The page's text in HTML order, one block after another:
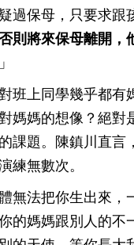
過保母，只要求跟
則將來保母離開，
」
班上同學幾乎都有
媽媽的想像？絕對
課題。陳鎮川直言
練無數次。
體無法把你生出來，
的媽媽跟別人的不